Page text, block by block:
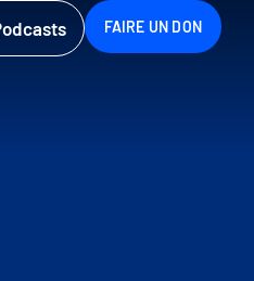
FAIRE UN DON